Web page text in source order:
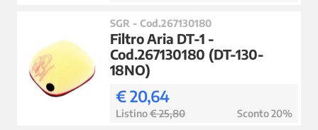
SGR - Cod.267130180
Filtro Aria DT-1 -
Cod.267130180 (DT-130-
18NO)
€ 20,64
Listino€ 25,80 Sconto 20%